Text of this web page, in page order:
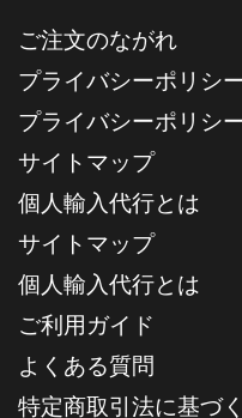
ご注文のながれ
プライバシーポリシ
プライバシーポリシ
サイトマップ
個人輸入代行とは
サイトマップ
個人輸入代行とは
ご利用ガイド
よくある質問
特定商取引法に基づ